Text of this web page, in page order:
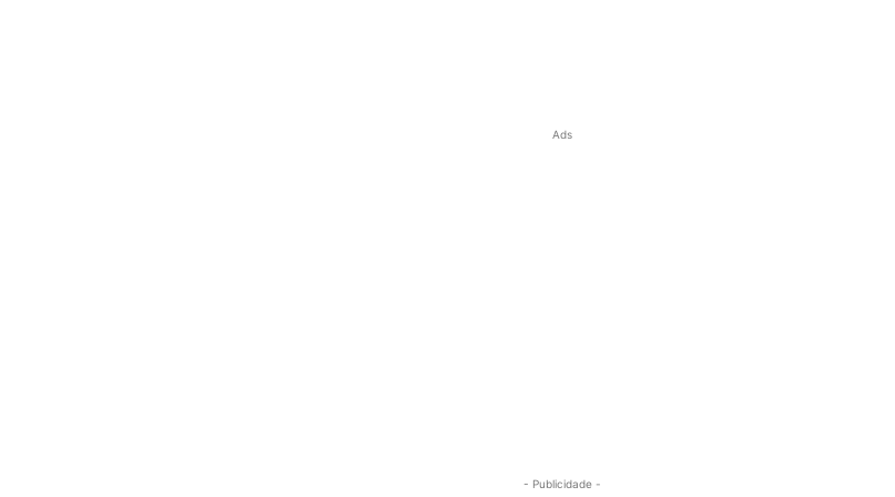
Ads
- Publicidade -